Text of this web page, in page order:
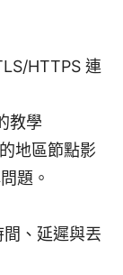
HTTPS 連
教學
地區節點影
題。
、延遲與丟